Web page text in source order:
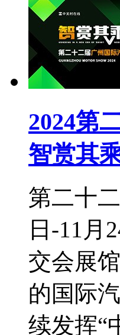
2024第
智赏其
第二十
日-11月
交会展
的国际
续发挥“